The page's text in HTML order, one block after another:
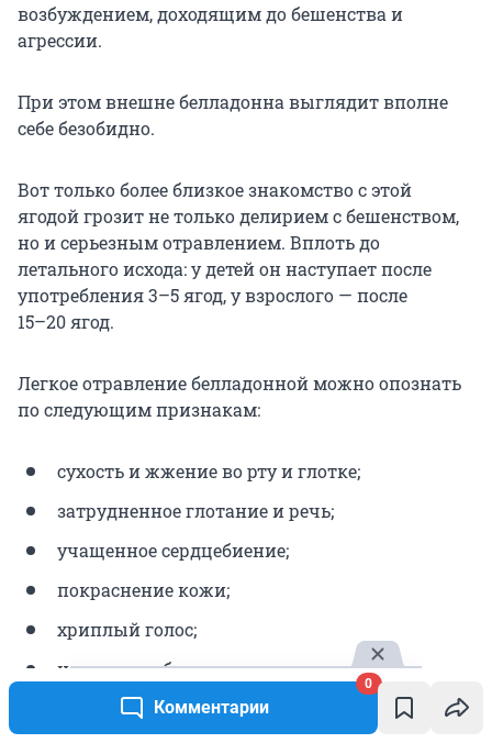
Комментарии
0
возбуждением, доходящим до бешенства и
агрессии.
При этом внешне белладонна выглядит вполне
себе безобидно.
Вот только более близкое знакомство с этой
ягодой грозит не только делирием с бешенством,
но и серьезным отравлением. Вплоть до
летального исхода: у детей он наступает после
употребления 3–5 ягод, у взрослого — после
15–20 ягод.
Легкое отравление белладонной можно опознать
по следующим признакам:
сухость и жжение во рту и глотке;
затрудненное глотание и речь;
учащенное сердцебиение;
покраснение кожи;
хриплый голос;
нарушение ближнего видения;
светобоязнь;